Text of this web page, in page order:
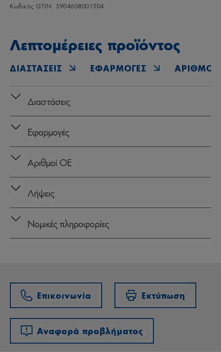
Κωδικός GTIN: 5904608001504
Λεπτομέρειες προϊόντος
ΔΙΑΣΤΆΣΕΙΣ ΕΦΑΡΜΟΓΈΣ ΑΡΙΘΜΟΊ
Διαστάσεις
Εφαρμογές
Αριθμοί OE
Λήψεις
Νομικές πληροφορίες
Επικοινωνία Εκτύπωση
Αναφορά προβλήματος